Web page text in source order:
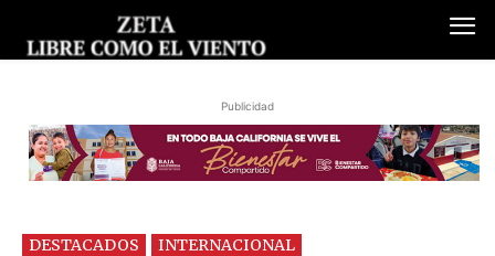
Publicidad
DESTACADOS
INTERNACIONAL